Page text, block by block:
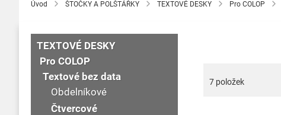
Úvod ŠTOČKY A POLŠTÁŘKY TEXTOVÉ DESKY Pro COLOP
7položek
TEXTOVÉ DESKY
Pro COLOP
Textové bez data
Obdelníkové
Čtvercové